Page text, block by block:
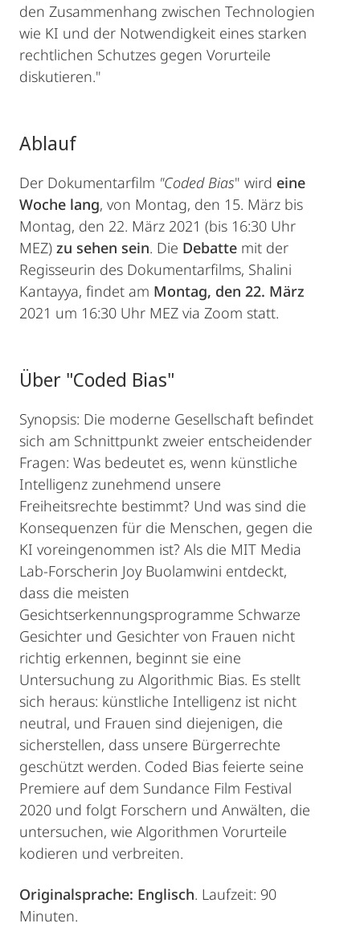
den Zusammenhang zwischen Technologien
wie KI und der Notwendigkeit eines starken
rechtlichen Schutzes gegen Vorurteile
diskutieren."
Ablauf
Der Dokumentarfilm "Coded Bias" wird eine
Woche lang, von Montag, den 15. März bis
Montag, den 22. März 2021 (bis 16:30 Uhr
MEZ) zu sehen sein. Die Debatte mit der
Regisseurin des Dokumentarfilms, Shalini
Kantayya, findet am Montag, den 22. März
2021 um 16:30 Uhr MEZ via Zoom statt.
Über "Coded Bias"
Synopsis: Die moderne Gesellschaft befindet
sich am Schnittpunkt zweier entscheidender
Fragen: Was bedeutet es, wenn künstliche
Intelligenz zunehmend unsere
Freiheitsrechte bestimmt? Und was sind die
Konsequenzen für die Menschen, gegen die
KI voreingenommen ist? Als die MIT Media
Lab-Forscherin Joy Buolamwini entdeckt,
dass die meisten
Gesichtserkennungsprogramme Schwarze
Gesichter und Gesichter von Frauen nicht
richtig erkennen, beginnt sie eine
Untersuchung zu Algorithmic Bias. Es stellt
sich heraus: künstliche Intelligenz ist nicht
neutral, und Frauen sind diejenigen, die
sicherstellen, dass unsere Bürgerrechte
geschützt werden. Coded Bias feierte seine
Premiere auf dem Sundance Film Festival
2020 und folgt Forschern und Anwälten, die
untersuchen, wie Algorithmen Vorurteile
kodieren und verbreiten.
Originalsprache: Englisch. Laufzeit: 90
Minuten.